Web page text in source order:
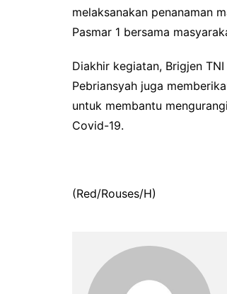
melaksanakan penanaman
Pasmar 1 bersama
Diakhir kegiatan, Brigjen
Pebriansyah juga
untuk membantu
Covid-19.
(Red/Rouses/H)